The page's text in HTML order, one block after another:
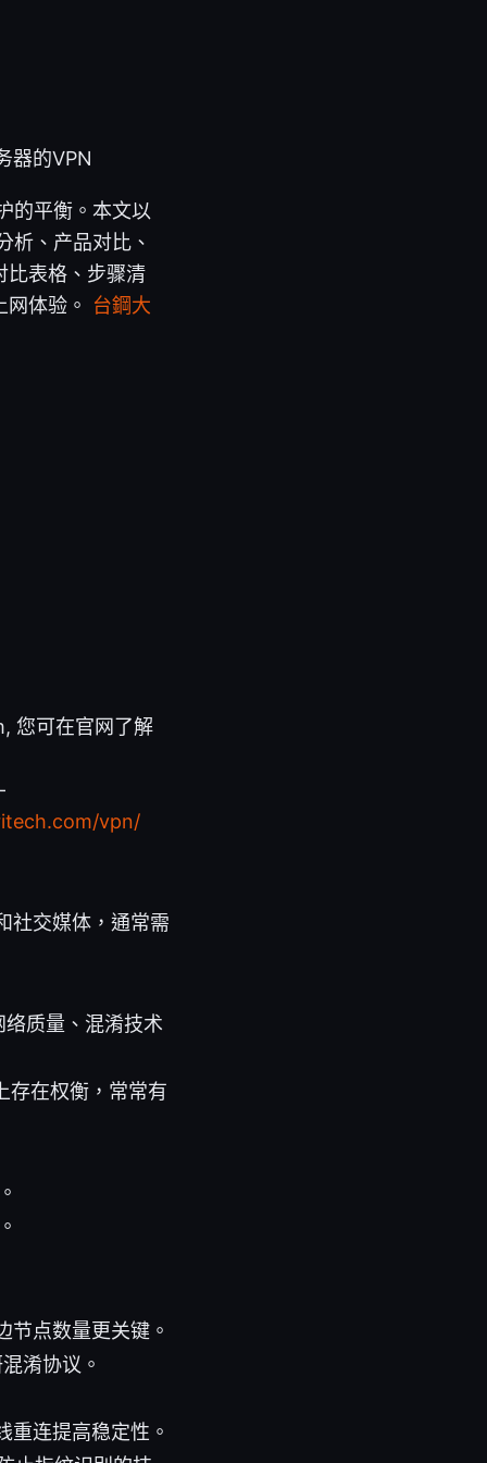
器的VPN
的平衡。本文以
析、产品对比、
比表格、步骤清
体验。 台鋼大
您可在官网了解
vpn/
社交媒体，通常需
质量、混淆技术
存在权衡，常常有
节点数量更关键。
淆协议。
重连提高稳定性。